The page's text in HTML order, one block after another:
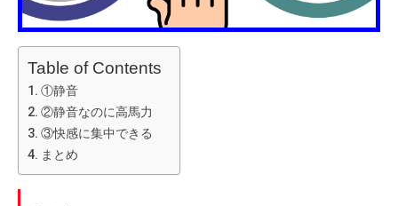
Table of Contents
①静音
②静音なのに高馬力
③快感に集中できる
まとめ